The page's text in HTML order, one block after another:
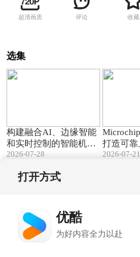
超清画质 评论 收藏
选集
构建融合AI、边缘智能
和实时控制的智能机器
人
2026-07-28
打造可
2026-07-21
打开方式
优酷
为好内容全力以赴